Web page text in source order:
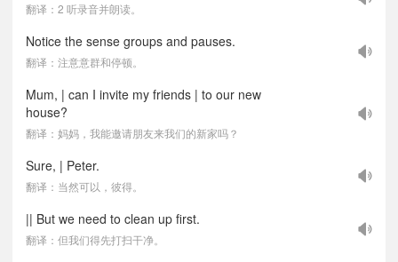
翻译：2 听录音并朗读。
Notice the sense groups and pauses.
翻译：注意意群和停顿。
Mum, | can I invite my friends | to our new
house?
翻译：妈妈，我能邀请朋友来我们的新家吗？
Sure, | Peter.
翻译：当然可以，彼得。
|| But we need to clean up first.
翻译：但我们得先打扫干净。